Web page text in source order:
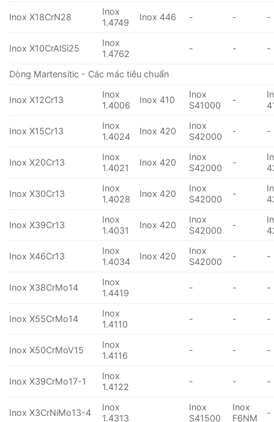
Inox X18CrN28
Inox
1.4749
Inox 446 - - -
Inox X10CrAlSi25
Inox
1.4762
- - -
Dòng Martensitic - Các mác tiêu chuẩn
Inox X12Cr13
Inox
1.4006
Inox 410
Inox
S41000
-
Inox X15Cr13
Inox
1.4024
Inox 420
Inox
S42000
- -
Inox X20Cr13
Inox
1.4021
Inox 420
Inox
S42000
-
Inox X30Cr13
Inox
1.4028
Inox 420
Inox
S42000
-
Inox X39Cr13
Inox
1.4031
Inox 420
Inox
S42000
-
Inox X46Cr13
Inox
1.4034
Inox 420
Inox
S42000
- -
Inox X38CrMo14
Inox
1.4419
- - -
Inox X55CrMo14
Inox
1.4110
- - -
Inox X50CrMoV15
Inox
1.4116
- - -
Inox X39CrMo17-1
Inox
1.4122
- - -
Inox X3CrNiMo13-4
Inox
1.4313
Inox
S41500
Inox
F6NM
-